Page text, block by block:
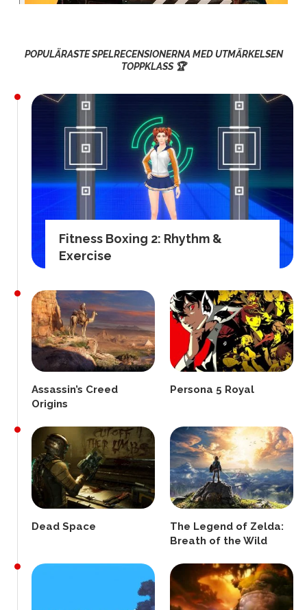
POPULÄRASTE SPELRECENSIONERNA MED UTMÄRKELSEN
TOPPKLASS 🏆
Fitness Boxing 2: Rhythm &
Exercise
Assassin’s Creed
Origins
Persona 5 Royal
Dead Space
The Legend of Zelda:
Breath of the Wild